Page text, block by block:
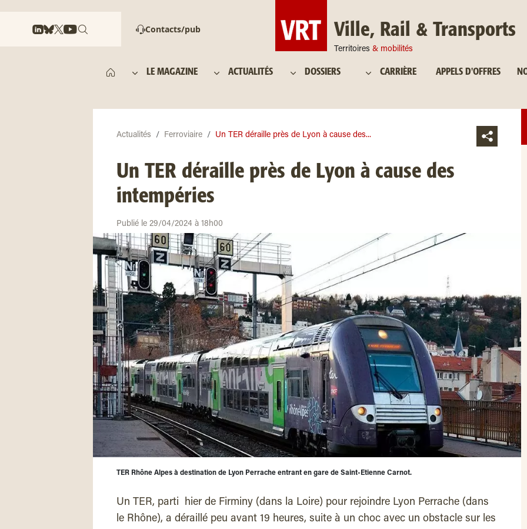
Contacts/pub Ville, Rail & Transports
Territoires & mobilités
LE MAGAZINE ACTUALITÉS DOSSIERS CARRIÈRE APPELS D'OFFRES
Actualités Ferroviaire Un TER déraille près de Lyon à cause des...
Un TER déraille près de Lyon à cause des
intempéries
Publié le 29/04/2024 à 18h00
TER Rhône Alpes à destination de Lyon Perrache entrant en gare de Saint-Etienne Carnot.
Un TER, parti hier de Firminy (dans la Loire) pour rejoindre Lyon Perrache (dans
le Rhône), a déraillé peu avant 19 heures, suite à un choc avec un obstacle sur les